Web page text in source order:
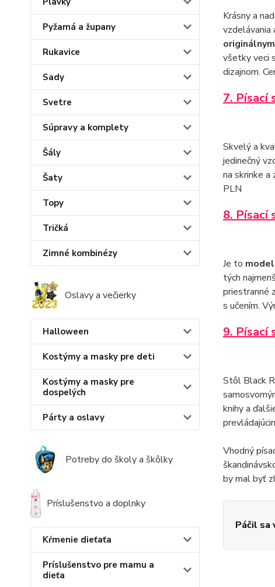
Pyžamá a župany
Rukavice
Sady
Svetre
Súpravy a komplety
Šály
Šaty
Topy
Tričká
Zimné kombinézy
Oslavy a večierky
Halloween
Kostýmy a masky pre deti
Kostýmy a masky pre
dospelých
Párty a oslavy
Potreby do školy a škôlky
Príslušenstvo a doplnky
Kŕmenie dieťaťa
Príslušenstvo pre mamu a
dieťa
Krásny a
vzdelávania
všetky veci
dizajnom.
7. Písací
Skvelý a
jedinečný
na skrinke
PLN
8. Písací
Je to
tých
priestranné
s učením.
9. Písací
Stôl Black
knihy a
Vhodný
by mal byť
Páčil sa